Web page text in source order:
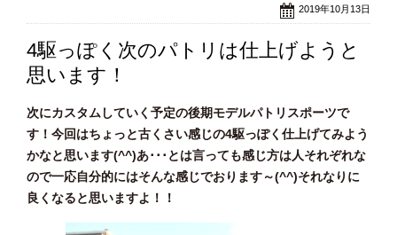
2019年10月13日
4駆っぽく次のパトリは仕上げようと
思います！
次にカスタムしていく予定の後期モデルパトリスポーツで
す！今回はちょっと古くさい感じの4駆っぽく仕上げてみよう
かなと思います(^^)あ･･･とは言っても感じ方は人それぞれな
ので一応自分的にはそんな感じでおります～(^^)それなりに
良くなると思いますよ！！